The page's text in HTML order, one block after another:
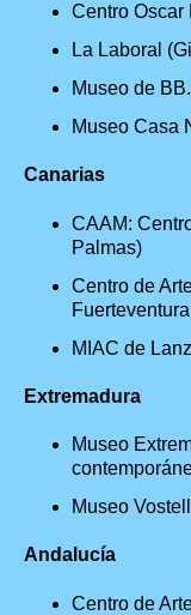
Centro Oscar
La Laboral
Museo de
Museo Casa
Canarias
CAAM:
Palmas)
Centro de
Fuerteventura
MIAC de
Extremadura
Museo
Museo
Andalucía
Centro de